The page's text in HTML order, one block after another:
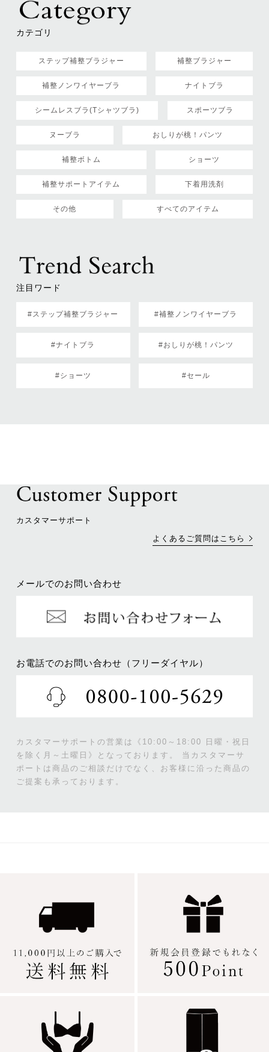
カテゴリ
ステップ補整ブラジャー 補整ブラジャー
補整ノンワイヤーブラ ナイトブラ
シームレスブラ(Tシャツブラ) スポーツブラ
ヌーブラ おしりが桃！パンツ
補整ボトム ショーツ
補整サポートアイテム 下着用洗剤
その他 すべてのアイテム
注目ワード
#ステップ補整ブラジャー #補整ノンワイヤーブラ
#ナイトブラ #おしりが桃！パンツ
#ショーツ #セール
カスタマーサポート
よくあるご質問はこちら
メールでのお問い合わせ
お電話でのお問い合わせ（フリーダイヤル）
カスタマーサポートの営業は《10:00～18:00 日曜・祝日
を除く月～土曜日》となっております。
当カスタマーサ
ポートは商品のご相談だけでなく、お客様に沿った商品の
ご提案も承っております。